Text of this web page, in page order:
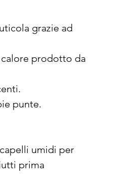
grazie ad
prodotto da
punte.
umidi per
prima